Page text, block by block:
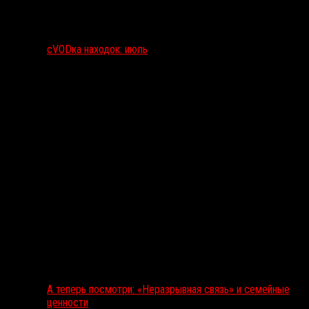
сVODка находок: июль
А теперь посмотри: «Неразрывная связь» и семейные
ценности